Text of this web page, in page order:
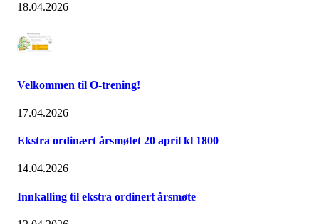
18.04.2026
Velkommen til O-trening!
17.04.2026
Ekstra ordinært årsmøtet 20 april kl 1800
14.04.2026
Innkalling til ekstra ordinert årsmøte